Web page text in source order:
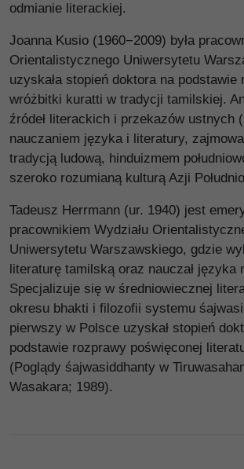
odmianie literackiej.
Joanna Kusio (1960−2009) była
Orientalistycznego Uniwersytetu
uzyskała stopień doktora na podstawie
wróżbitki kuratti w tradycji tamilskiej.
źródeł literackich i przekazów ustnych
nauczaniem języka i literatury,
tradycją ludową, hinduizmem
szeroko rozumianą kulturą Azji
Tadeusz Herrmann (ur. 1940) jest
pracownikiem Wydziału
Uniwersytetu Warszawskiego, gdzie
literaturę tamilską oraz nauczał języka
Specjalizuje się w średniowiecznej
okresu bhakti i filozofii systemu
pierwszy w Polsce uzyskał stopień
podstawie rozprawy poświęconej
(Poglądy śajwasiddhanty w
Wasakara; 1989).